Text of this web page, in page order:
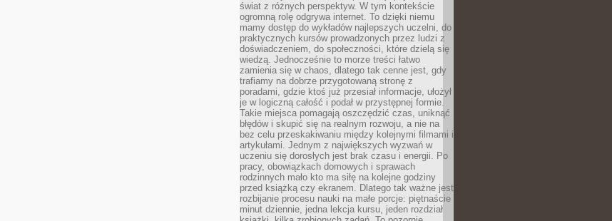
świat z różnych perspektyw. W tym kontekście
ogromną rolę odgrywa internet. To dzięki niemu
mamy dostęp do wykładów najlepszych uczelni, do
praktycznych kursów prowadzonych przez ludzi z
doświadczeniem, do społeczności, które dzielą się
wiedzą. Jednocześnie to morze treści łatwo
zamienia się w chaos, dlatego tak cenne jest, gdy
trafiamy na dobrze przygotowaną stronę z
poradami, gdzie ktoś już przesiał informacje, ułożył
je w logiczną całość i podał w przystępnej formie.
Takie miejsca pomagają oszczędzić czas, uniknąć
błędów i skupić się na realnym rozwoju, a nie na
bez celu przeskakiwaniu między kolejnymi filmami i
artykułami. Jednym z największych wyzwań w
uczeniu się dorosłych jest brak czasu i energii. Po
pracy, obowiązkach domowych i sprawach
rodzinnych mało kto ma siłę na kolejne godziny
przed książką czy ekranem. Dlatego tak ważne jest
rozbijanie procesu nauki na małe porcje: piętnaście
minut dziennie, jedna lekcja kursu, jeden rozdział